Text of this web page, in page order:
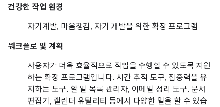
건강한 작업 환경
자기계발, 마음챙김, 자기 개발을 위한 확장 프로그램
워크플로 및 계획
사용자가 더욱 효율적으로 작업을 수행할 수 있도록 지원
하는 확장 프로그램입니다. 시간 추적 도구, 집중력을 유
지하는 도구, 할 일 목록 관리자, 이메일 정리 도구, 문서
편집기, 캘린더 유틸리티 등에서 다양한 일을 할 수 있습